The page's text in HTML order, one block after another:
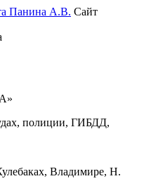
Сайт
полиции, ГИБДД,
Владимире, Н.